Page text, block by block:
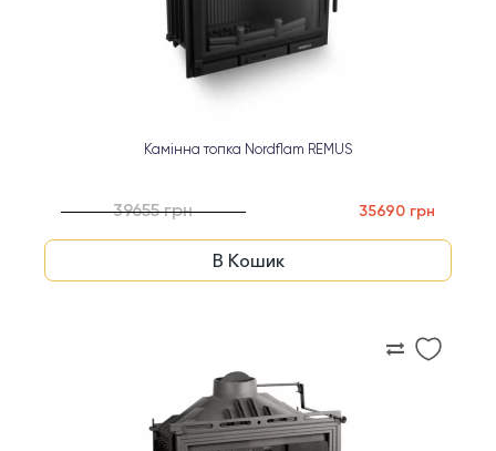
Камінна топка Nordflam REMUS
39655 грн 35690 грн
В Кошик